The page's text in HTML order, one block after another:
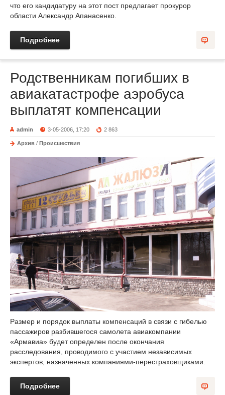
что его кандидатуру на этот пост предлагает прокурор
области Александр Апанасенко.
Подробнее
Родственникам погибших в
авиакатастрофе аэробуса
выплатят компенсации
admin 3-05-2006, 17:20 2 863
Архив / Происшествия
Размер и порядок выплаты компенсаций в связи с гибелью
пассажиров разбившегося самолета авиакомпании
«Армавиа» будет определен после окончания
расследования, проводимого с участием независимых
экспертов, назначенных компаниями-перестраховщиками.
Подробнее